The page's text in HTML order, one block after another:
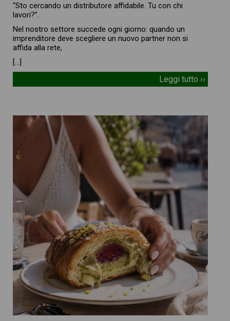
“Sto cercando un distributore affidabile. Tu con chi
lavori?”.
Nel nostro settore succede ogni giorno: quando un
imprenditore deve scegliere un nuovo partner non si
affida alla rete,
[…]
Leggi tutto ››